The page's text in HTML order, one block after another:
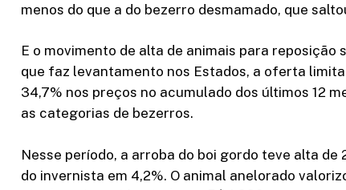
menos do que a do bezerro desmamado, que
E o movimento de alta de animais para reposição
que faz levantamento nos Estados, a oferta
34,7% nos preços no acumulado dos últimos 12
as categorias de bezerros.
Nesse período, a arroba do boi gordo teve alta de
do invernista em 4,2%. O animal anelorado